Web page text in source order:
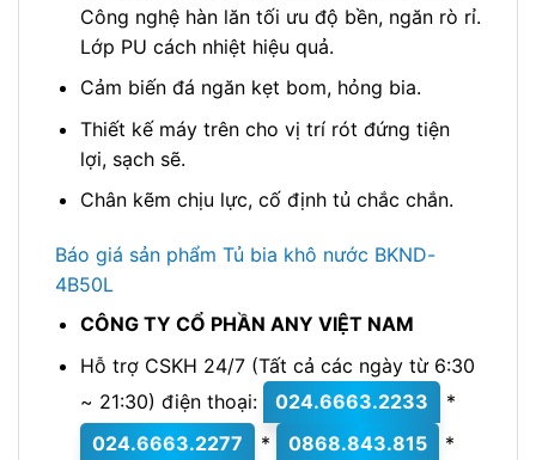
Công nghệ hàn lăn tối ưu độ bền, ngăn rò rỉ.
Lớp PU cách nhiệt hiệu quả.
Cảm biến đá ngăn kẹt bom, hỏng bia.
Thiết kế máy trên cho vị trí rót đứng tiện
lợi, sạch sẽ.
Chân kẽm chịu lực, cố định tủ chắc chắn.
Báo giá sản phẩm Tủ bia khô nước BKND-
4B50L
CÔNG TY CỔ PHẦN ANY VIỆT NAM
Hỗ trợ CSKH 24/7 (Tất cả các ngày từ 6:30
~ 21:30) điện thoại:
024.6663.2233
*
024.6663.2277
* 0868.843.815 *